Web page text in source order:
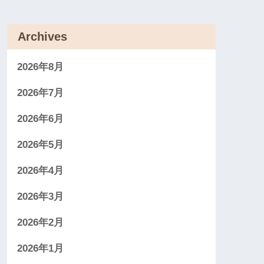
Archives
2026年8月
2026年7月
2026年6月
2026年5月
2026年4月
2026年3月
2026年2月
2026年1月